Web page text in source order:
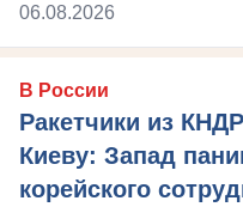
06.08.2026
В России
Ракетчики из
Киеву: Запад
корейского